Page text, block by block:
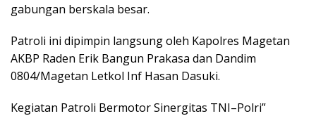
gabungan berskala besar.
Patroli ini dipimpin langsung oleh Kapolres Magetan
AKBP Raden Erik Bangun Prakasa dan Dandim
0804/Magetan Letkol Inf Hasan Dasuki.
Kegiatan Patroli Bermotor Sinergitas TNI–Polri”